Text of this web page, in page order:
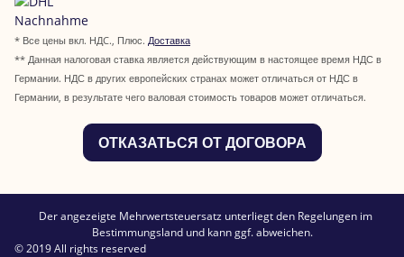
* Все цены вкл. НДC., Плюс. Доставка
** Данная налоговая ставка является действующим в настоящее время НДС в
Германии. НДС в других европейских странах может отличаться от НДС в
Германии, в результате чего валовая стоимость товаров может отличаться.
ОТКАЗАТЬСЯ ОТ ДОГОВОРА
Der angezeigte Mehrwertsteuersatz unterliegt den Regelungen im
Bestimmungsland und kann ggf. abweichen.
© 2019 All rights reserved